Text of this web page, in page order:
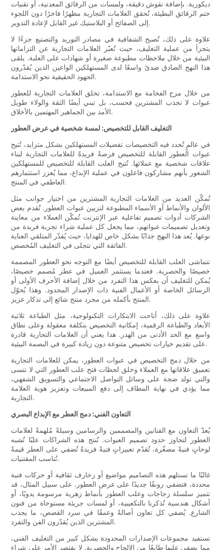
ديكورية. بإضافة نقوش دقيقة، ولمسات من الرقائق المعدنية، أو تقنيات
ختم الرقائق البطيئة، تُحقق العلامات التجارية مظهرًا فاخرًا دون اللجوء
إلى الصفائح أو البلاستيك غير القابل لإعادة التدوير.
علاوة على ذلك، تُصبح الشفافية في مصادر التوريد والتصنيع جزءًا لا
يتجزأ من عملية التغليف، حيث تُعبّر العلامات التجارية عن التزاماتها
البيئية من خلال ملاحظات مطبوعة صغيرة أو شهادات على العلبة. يلقى
هذا النهج الصادق صدىً واسعًا لدى المستهلكين الواعين الذين يُقدّرون
الجهود الحقيقية نحو الاستدامة.
من خلال مزج الفخامة مع الاستدامة، تخلق العلامات التجارية للعطور
عبوات لا تجذب المشترين فحسب، بل تبني أيضًا الثقة والولاء طويل
الأمد بين الجماهير المهتمين بالأخلاق.
التغليف القابل للتخصيص: لمسة شخصية في عرض العطور
في عالمٍ تُحدد فيه التخصيصات تفضيلات المستهلكين بشكل متزايد، تُتيح
عبوات العطور القابلة للتخصيص فرصةً فريدةً للعلامات التجارية لبناء
علاقات شخصية مع عملائها. تُتيح العلب القابلة للتخصيص للمستهلكين
الشعور بأنهم مشاركون فاعلون في عملية الإبداع، مما يُعزز استثمارهم
العاطفي في المنتج.
تُمكّن العديد من العلامات التجارية المشترين من اختيار جوانب مثل
الألوان والأنماط أو الأسماء المطبوعة لتزيين عبوات العطور. تُقدم بعض
الشركات أدوات تصميم تفاعلية عبر الإنترنت تُمكّن العملاء من معاينة
وتعديل تصميمات عبواتهم، مما يجعل كل عملية شراء تجربة فريدة من
نوعها. يُعد هذا النهج جذابًا بشكل خاص للهدايا، حيث يُقدّر المتلقي العناية
الفائقة التي تتجلى في التغليف المُخصص.
تتماشى العلب القابلة للتخصيص أيضًا مع التوجه نحو العطور المصممة
خصيصًا والحصرية. فعندما يستثمر العميل في عطر مُصمم خصيصًا،
يُمكن للتغليف أن يعكس هذا التفرد من خلال إضافة الأحرف الأولى أو
الرسائل الخاصة أو الأعمال الفنية ذات الإصدار المحدود. وهذا يُحوّل
المنتج بأكمله من مجرد منتج شائع إلى تذكار عزيز.
علاوة على ذلك، أتاحت الابتكارات التكنولوجية، مثل الطباعة ثلاثية
الأبعاد والطباعة الرقمية، إمكانية التخصيص بتكلفة معقولة وعلى نطاق
واسع مع الحد الأدنى من الهدر. هذا يعني أن العلامات التجارية قادرة
على تقديم خيارات تخصيص متنوعة دون زيادة كبيرة في البصمة البيئية.
من خلال دمج التخصيص في عبوات العطور، يمكن للعلامات التجارية
تعميق علاقاتها مع العملاء وخلق لحظات فتح علب العطور التي لا تنسى
والتي تولد ضجة على وسائل التواصل الاجتماعي والتسويق الشفهي،
مما يؤدي في نهاية المطاف إلى دفع المبيعات وتعزيز هوية العلامة
التجارية.
التعاون الفني: دمج العطر مع الإبداع البصري
يُعدّ التعاون مع الفنانين والمصممين والرسامين وسيلةً مُلهمةً لعلامات
العطور لتجاوز حدود تصميم العبوات. تُنتج هذه الشراكات علبًا تُشبه
لوحاتٍ فنيةً مصغّرة، تُقدّم تعبيراتٍ فنيةً فريدةً تُضفي على العطر قيمةً
تُناسب المقتنيات.
غالبًا ما تستلهم هذه التصاميم مواضيع أو زخارف ثقافية أو حركات فنية
محددة، فتضفي رونقًا جديدًا على عرض العطور. على سبيل المثال، قد
تتميز سلسلة زجاجات وعلب العطور بأنماط زهرية مرسومة يدويًا، أو
أشكال هندسية تُذكرنا بالتكعيبية، أو لمسات جريئة مستوحاة من فنون
الشارع. يُضفي كل تعاون أصالةً وعمقًا في سرد ​​القصص، ما يجذب
المشترين الذين يُقدّرون الفن والتفرد.
تستفيد مجموعات الإصدارات المحدودة بشكل كبير من التغليف الفني،
مما يضفي عليها طابعًا من الإلحاح والحصرية. لا يقتصر الأمر على شراء